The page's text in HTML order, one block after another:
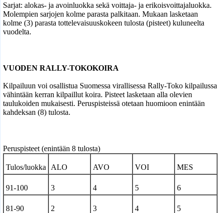
Sarjat: alokas- ja avoinluokka sekä voittaja- ja erikoisvoittajaluokka.
Molempien sarjojen kolme parasta palkitaan. Mukaan lasketaan
kolme (3) parasta tottelevaisuuskokeen tulosta (pisteet) kuluneelta
vuodelta.
VUODEN RALLY-TOKOKOIRA
Kilpailuun voi osallistua Suomessa virallisessa Rally-Toko kilpailussa
vähintään kerran kilpaillut koira. Pisteet lasketaan alla olevien
taulukoiden mukaisesti. Peruspisteissä otetaan huomioon enintään
kahdeksan (8) tulosta.
Peruspisteet (enintään 8 tulosta)
Tulos/luokka ALO AVO VOI MES
91-100 3 4 5 6
81-90 2 3 4 5